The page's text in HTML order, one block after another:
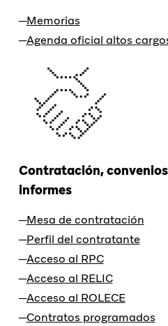
Memorias
Agenda oficial altos
Contratación,
informes
Mesa de contratación
Perfil del contratante
Acceso al RPC
Acceso al RELIC
Acceso al ROLECE
Contratos programados